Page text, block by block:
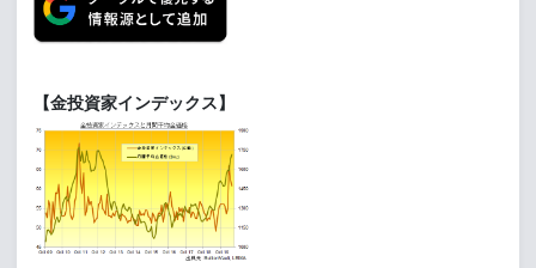
【金投資家インデックス】